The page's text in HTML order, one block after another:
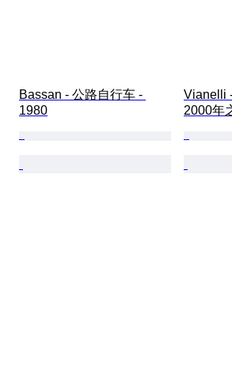
Bassan - 公路自行车 -
1980
Vianelli
2000年